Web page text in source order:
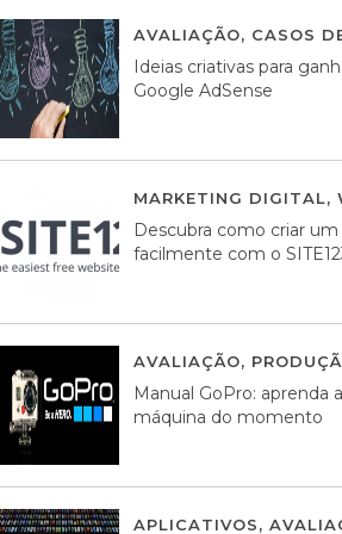
AVALIAÇÃO, CASOS
Ideias criativas para
Google AdSense
MARKETING DIGITAL,
Descubra como criar um
facilmente com o
AVALIAÇÃO,
Manual GoPro: aprenda
máquina do momento
APLICATIVOS,